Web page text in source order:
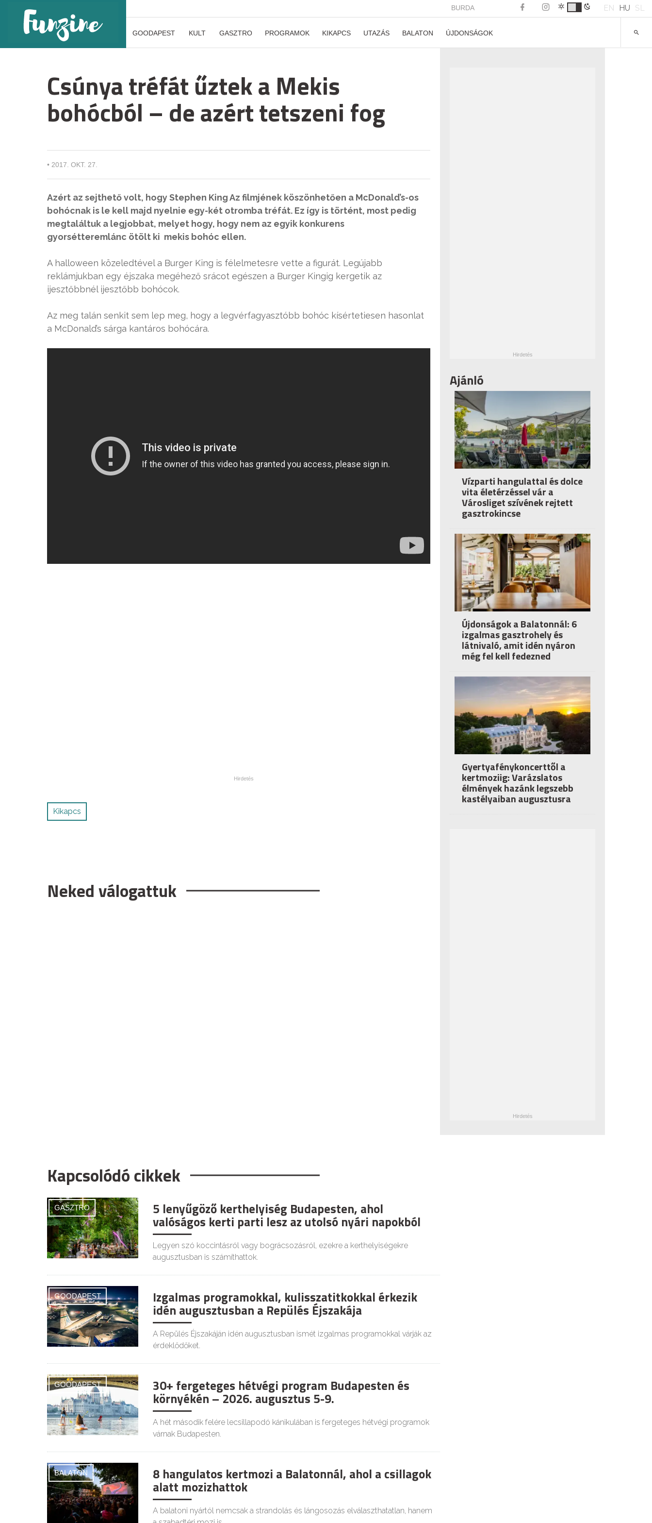
BURDA EN HU SL
GOODAPEST KULT GASZTRO PROGRAMOK KIKAPCS UTAZÁS BALATON ÚJDONSÁGOK
Csúnya tréfát űztek a Mekis
bohócból – de azért tetszeni fog
• 2017. OKT. 27.
Azért az sejthető volt, hogy Stephen King Az filmjének köszönhetően a McDonald’s-os
bohócnak is le kell majd nyelnie egy-két otromba tréfát. Ez így is történt, most pedig
megtaláltuk a legjobbat, melyet hogy, hogy nem az egyik konkurens
gyorsétteremlánc ötölt ki mekis bohóc ellen.
A halloween közeledtével a Burger King is félelmetesre vette a figurát. Legújabb
reklámjukban egy éjszaka megéhező srácot egészen a Burger Kingig kergetik az
ijesztőbbnél ijesztőbb bohócok.
Az meg talán senkit sem lep meg, hogy a legvérfagyasztóbb bohóc kísértetiesen hasonlat
a McDonald’s sárga kantáros bohócára.
Kikapcs
Neked válogattuk
Kapcsolódó cikkek
GASZTRO 5 lenyűgöző kerthelyiség Budapesten, ahol
valóságos kerti parti lesz az utolsó nyári napokból
Legyen szó koccintásról vagy bográcsozásról, ezekre a kerthelyiségekre
augusztusban is számíthattok.
GOODAPEST Izgalmas programokkal, kulisszatitkokkal érkezik
idén augusztusban a Repülés Éjszakája
A Repülés Éjszakáján idén augusztusban ismét izgalmas programokkal várják az
érdeklődőket.
GOODAPEST 30+ fergeteges hétvégi program Budapesten és
környékén – 2026. augusztus 5-9.
A hét második felére lecsillapodó kánikulában is fergeteges hétvégi programok
várnak Budapesten.
BALATON 8 hangulatos kertmozi a Balatonnál, ahol a csillagok
alatt mozizhattok
A balatoni nyártól nemcsak a strandolás és lángosozás elválaszthatatlan, hanem
Ajánló
Vízparti hangulattal és dolce
vita életérzéssel vár a
Városliget szívének rejtett
gasztrokincse
Újdonságok a Balatonnál: 6
izgalmas gasztrohely és
látnivaló, amit idén nyáron
még fel kell fedezned
Gyertyafénykoncerttől a
kertmoziig: Varázslatos
élmények hazánk legszebb
kastélyaiban augusztusra